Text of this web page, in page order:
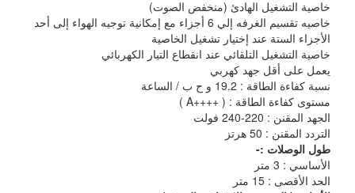
خاصية التشغيل الهادئ (منخفض الصوت)
خاصيه تقسيم الغرفه إلي 6 أجزاء مع إمكانية توجيه الهواء إلى أحد
الأجزاء الستة عند إختيار تشغيل الخاصية
خاصية التشغيل التلقائي عند انقطاع التيار الكهربائي
يعمل على أقل جهد كهربي
نسبة كفاءة الطاقة : 19.2 و ح ب / الساعة
مستوى كفاءة الطاقة : ( ++++A )
الجهد المقنن : 220-240 فولت
التردد المقنن : 50 هرتز
طول الوصلات :-
الأساسي : 3 متر
الحد الأقصى : 15 متر